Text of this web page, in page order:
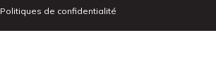
Politiques de confidentialité